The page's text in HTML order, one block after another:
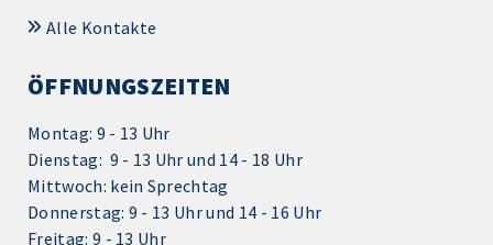
Alle Kontakte
ÖFFNUNGSZEITEN
Montag: 9 - 13 Uhr
Dienstag: 9 - 13 Uhr und 14 - 18 Uhr
Mittwoch: kein Sprechtag
Donnerstag: 9 - 13 Uhr und 14 - 16 Uhr
Freitag: 9 - 13 Uhr